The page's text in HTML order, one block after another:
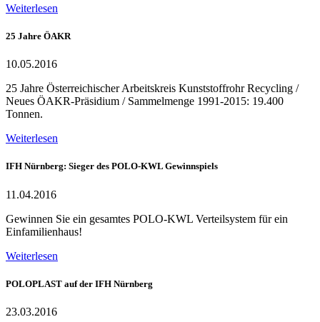
Weiterlesen
25 Jahre ÖAKR
10.05.2016
25 Jahre Österreichischer Arbeitskreis Kunststoffrohr Recycling /
Neues ÖAKR-Präsidium / Sammelmenge 1991-2015: 19.400
Tonnen.
Weiterlesen
IFH Nürnberg: Sieger des POLO-KWL Gewinnspiels
11.04.2016
Gewinnen Sie ein gesamtes POLO-KWL Verteilsystem für ein
Einfamilienhaus!
Weiterlesen
POLOPLAST auf der IFH Nürnberg
23.03.2016